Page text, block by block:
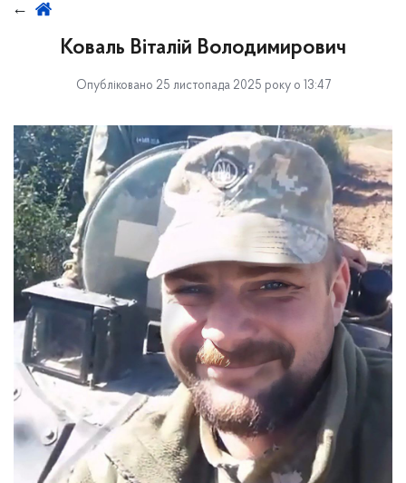
Коваль Віталій Володимирович
Опубліковано 25 листопада 2025 року о 13:47